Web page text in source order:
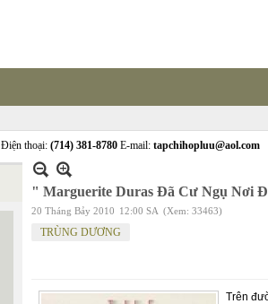
thoại: (714) 381-8780 E-mail: tapchihopluu@aol.com
" Marguerite Duras Đã Cư Ngụ Nơi
20 Tháng Bảy 2010 12:00 SA (Xem: 33463)
TRÙNG DƯƠNG
Trên